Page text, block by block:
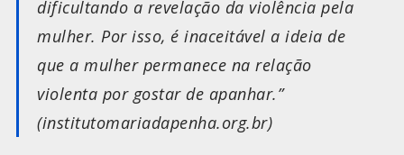
dificultando a revelação da violência pela
mulher. Por isso, é inaceitável a ideia de
que a mulher permanece na relação
violenta por gostar de apanhar.”
(institutomariadapenha.org.br)